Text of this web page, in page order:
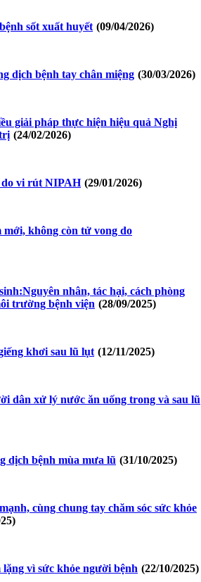
sốt xuất huyết (09/04/2026)
dịch bệnh tay chân miệng (30/03/2026)
giải pháp thực hiện hiệu quả Nghị
(24/02/2026)
do vi rút NIPAH (29/01/2026)
không còn tử vong do
nhân, tác hại, cách phòng
trường bệnh viện (28/09/2025)
khơi sau lũ lụt (12/11/2025)
dân xử lý nước ăn uống trong và sau lũ
dịch bệnh mùa mưa lũ (31/10/2025)
cùng chung tay chăm sóc sức khỏe
vì sức khỏe người bệnh (22/10/2025)